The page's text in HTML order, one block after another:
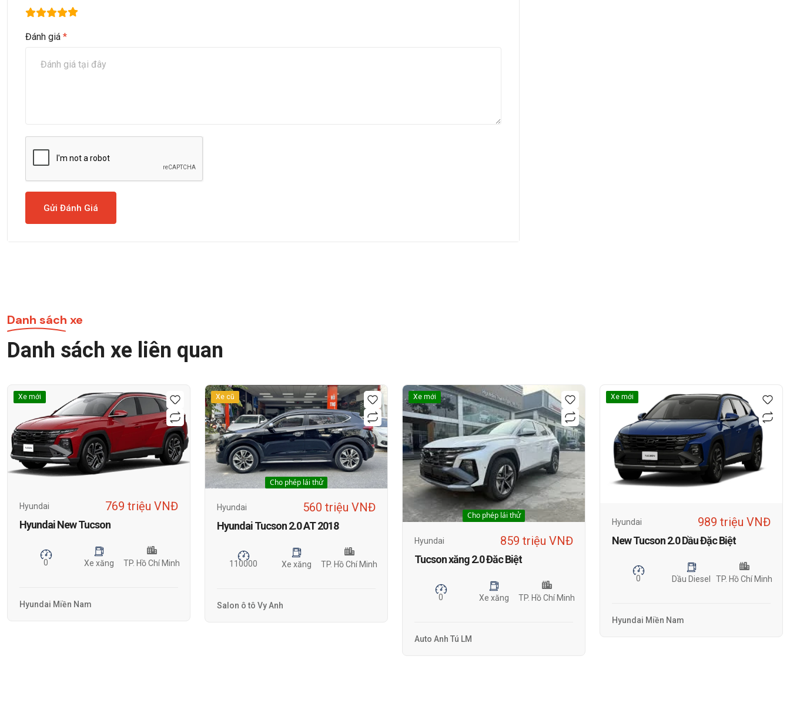
Đánh giá *
Gửi Đánh Giá
Danh sách xe
Danh sách xe liên quan
Xe mới
Hyundai 769 triệu VNĐ
Hyundai New Tucson
0 Xe xăng TP. Hồ Chí Minh
Hyundai Miền Nam
Xe cũ
Cho phép lái thử
Hyundai 560 triệu VNĐ
Hyundai Tucson 2.0 AT 2018
110000 Xe xăng TP. Hồ Chí Minh
Salon ô tô Vy Anh
Xe mới
Cho phép lái thử
Hyundai 859 triệu VNĐ
Tucson xăng 2.0 Đăc Biệt
0 Xe xăng TP. Hồ Chí Minh
Auto Anh Tú LM
Xe mới
Hyundai 989 triệu VNĐ
New Tucson 2.0 Dầu Đặc Biệt
0 Dầu Diesel TP. Hồ Chí Minh
Hyundai Miền Nam